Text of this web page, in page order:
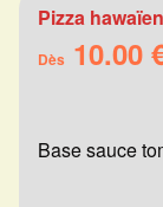
Pizza
Dès 10.00
Base sauce